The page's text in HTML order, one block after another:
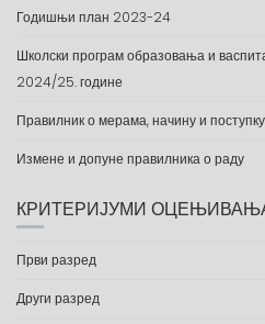
Годишњи план 2023-24
Школски програм образовања и
2024/25. године
Правилник о мерама, начину и
Измене и допуне правилника о раду
КРИТЕРИЈУМИ
Први разред
Други разред